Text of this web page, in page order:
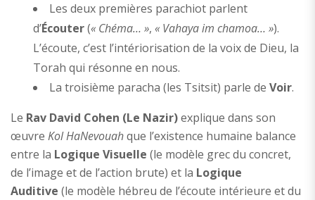
Les deux premières parachiot parlent
d’Écouter(« Chéma… », « Vahaya im chamoa… »).
L’écoute, c’est l’intériorisation de la voix de Dieu, la
Torah qui résonne en nous.
La troisième paracha (les Tsitsit) parle de Voir.
Le Rav David Cohen (Le Nazir)explique dans son
œuvre Kol HaNevouahque l’existence humaine balance
entre la Logique Visuelle (le modèle grec du concret,
de l’image et de l’action brute) et la Logique
Auditive (le modèle hébreu de l’écoute intérieure et du